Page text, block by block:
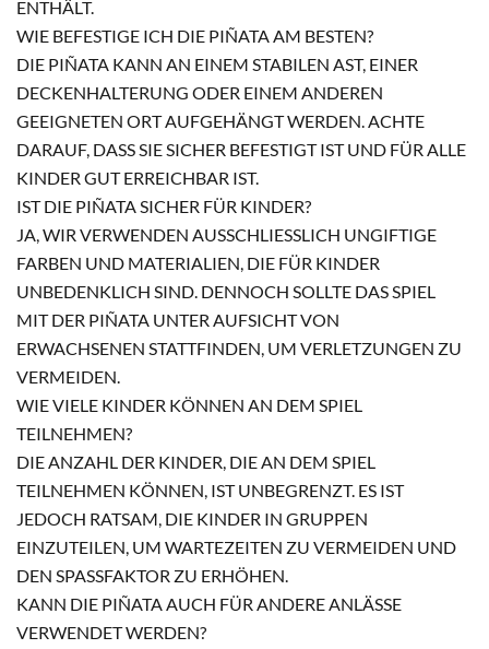
NTHÄLT.
WIE BEFESTIGE ICH DIE PIÑATA AM BESTEN?
DIE PIÑATA KANN AN EINEM STABILEN AST, EINER
DECKENHALTERUNG ODER EINEM ANDEREN
GEEIGNETEN ORT AUFGEHÄNGT WERDEN. ACHTE
DARAUF, DASS SIE SICHER BEFESTIGT IST UND FÜR ALLE
KINDER GUT ERREICHBAR IST.
IST DIE PIÑATA SICHER FÜR KINDER?
JA, WIR VERWENDEN AUSSCHLIESSLICH UNGIFTIGE F
ARBEN UND MATERIALIEN, DIE FÜR KINDER U
NBEDENKLICH SIND. DENNOCH SOLLTE DAS SPIEL M
IT DER PIÑATA UNTER AUFSICHT VON E
RWACHSENEN STATTFINDEN, UM VERLETZUNGEN ZU V
ERMEIDEN.
WIE VIELE KINDER KÖNNEN AN DEM SPIEL
TEILNEHMEN?
DIE ANZAHL DER KINDER, DIE AN DEM SPIEL
TEILNEHMEN KÖNNEN, IST UNBEGRENZT. ES IST
JEDOCH RATSAM, DIE KINDER IN GRUPPEN
EINZUTEILEN, UM WARTEZEITEN ZU VERMEIDEN UND
DEN SPASSFAKTOR ZU ERHÖHEN.
KANN DIE PIÑATA AUCH FÜR ANDERE ANLÄSSE
VERWENDET WERDEN?